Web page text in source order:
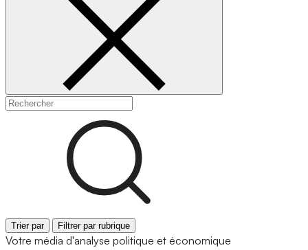
Trier par Filtrer par rubrique
Votre média d'analyse politique et économique